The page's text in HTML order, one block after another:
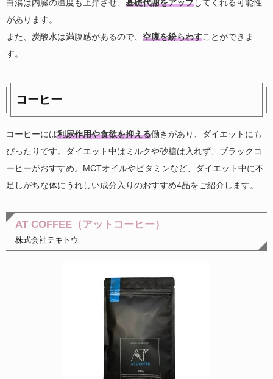
白湯は内臓の温度も上昇させ、 基礎代謝をアップしてくれる可能性
があります。
また、炭酸水は満腹感があるので、 空腹を紛らわすことができま
す。
コーヒー
コーヒーには利尿作用や食欲を抑える働きがあり、ダイエットにも
ぴったりです。ダイエット中はミルクや砂糖は入れず、ブラックコ
ーヒーがおすすめ。MCTオイルやビタミンなど、ダイエット中に不
足しがちな体にうれしい成分入りのおすすめ4品をご紹介します。
AT COFFEE（アットコーヒー）
株式会社テキトウ